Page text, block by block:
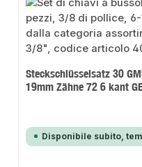
Steckschlüsselsatz 30
19mm Zähne 72 6 kant
Disponibile subito,